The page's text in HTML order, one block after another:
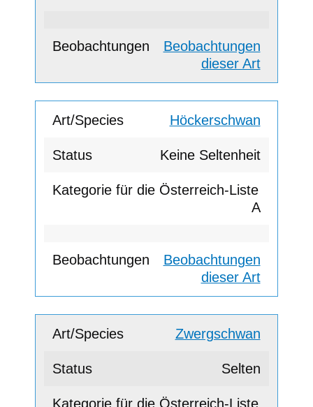
Beobachtungen
dieser Art
Höckerschwan
Keine Seltenheit
A
Beobachtungen
dieser Art
Zwergschwan
Selten